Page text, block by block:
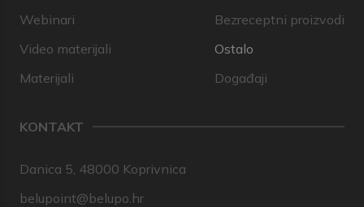
Webinari
Video materijali
Materijali
Bezreceptni proizvodi
Ostalo
Događaji
KONTAKT
Danica 5, 48000 Koprivnica
belupoint@belupo.hr